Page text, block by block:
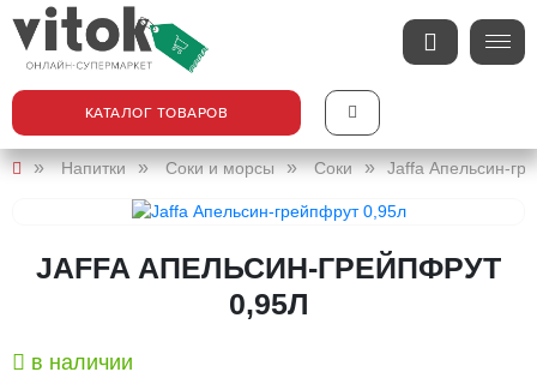
КАТАЛОГ ТОВАРОВ
Напитки Соки и морсы Соки Jaffa Апельсин-
JAFFA АПЕЛЬСИН-ГРЕЙПФРУТ
0,95Л
в наличии